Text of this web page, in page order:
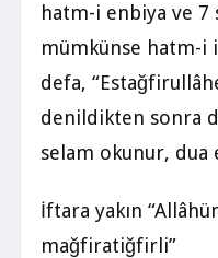
hatm-i enbiya ve 7
mümkünse hatm-i
defa,
denildikten sonra
selam okunur, dua
İftara yakın
mağfiratiğfirli”